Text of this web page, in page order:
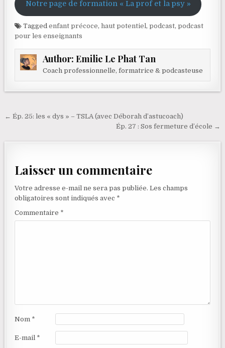
Notre page de formation « La prof et la psy »
Taggedenfant précoce, haut potentiel,podcast,podcast
pour les enseignants
Author: Emilie Le Phat Tan
Coach professionnelle, formatrice & podcasteuse
Navigation de l’article
← Ép. 25: les « dys » – TSLA (avec Déborah d’astucoach)
Ép. 27 : Sos fermeture d’école →
Laisser un commentaire
Votre adresse e-mail ne sera pas publiée. Les champs
obligatoires sont indiqués avec *
Commentaire *
Nom *
E-mail *